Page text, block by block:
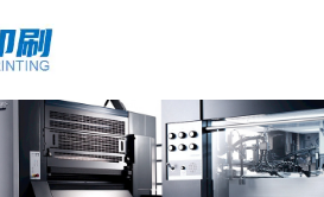
产品中心
/厂房设备
关于我们